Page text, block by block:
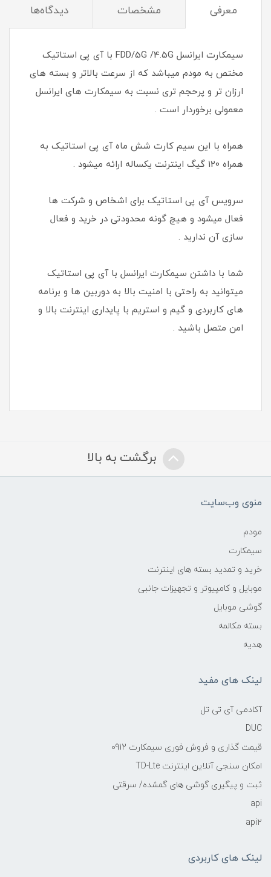
معرفی مشخصات دیدگاه‌ها
سیمکارت ایرانسل FDD/5G /4.5G با آی پی استاتیک
مختص به مودم میباشد که از سرعت بالاتر و بسته های
ارزان تر و پرحجم تری نسبت به سیمکارت های ایرانسل
معمولی برخوردار است .
همراه با این سیم کارت شش ماه آی پی استاتیک به
همراه 120 گیگ اینترنت یکساله ارائه میشود .
سرویس آی پی استاتیک برای اشخاص و شرکت ها
فعال میشود و هیچ گونه محدودتی در خرید و فعال
سازی آن ندارید .
شما با داشتن سیمکارت ایرانسل با آی پی استاتیک
میتوانید به راحتی با امنیت بالا به دوربین ها و برنامه
های کاربردی و گیم و استریم با پایداری اینترنت بالا و
امن متصل باشید .
برگشت به بالا
منوی وب‌سایت
مودم
سیمکارت
خرید و تمدید بسته های اینترنت
موبایل و کامپیوتر و تجهیزات جانبی
گوشی موبایل
بسته مکالمه
هدیه
لینک های مفید
آکادمی آی تی تل
DUC
قیمت گذاری و فروش فوری سیمکارت 0912
امکان سنجی آنلاین اینترنت TD-Lte
ثبت و پیگیری گوشی های گمشده/ سرقتی
api
api2
لینک های کاربردی